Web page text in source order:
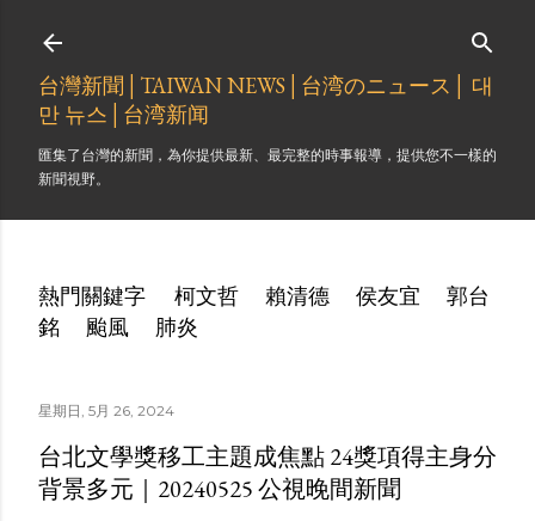
台灣新聞│TAIWAN NEWS│台湾のニュース│ 대
만 뉴스│台湾新闻
匯集了台灣的新聞，為你提供最新、最完整的時事報導，提供您不一樣的
新聞視野。
熱門關鍵字 柯文哲 賴清德 侯友宜
郭台
銘
颱風 肺炎
星期日, 5月 26, 2024
台北文學獎移工主題成焦點 24獎項得主身分
背景多元｜20240525 公視晚間新聞